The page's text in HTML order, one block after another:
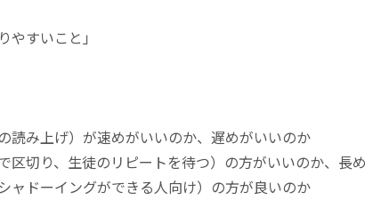
やすいこと」
読み上げ）が速めがいいのか、遅めがいいのか
区切り、生徒のリピートを待つ）の方がいいのか、長め
ャドーイングができる人向け）の方が良いのか